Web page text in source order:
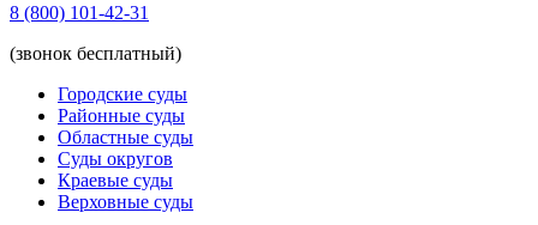
8 (800) 101-42-31
(звонок бесплатный)
Городские суды
Районные суды
Областные суды
Суды округов
Краевые суды
Верховные суды